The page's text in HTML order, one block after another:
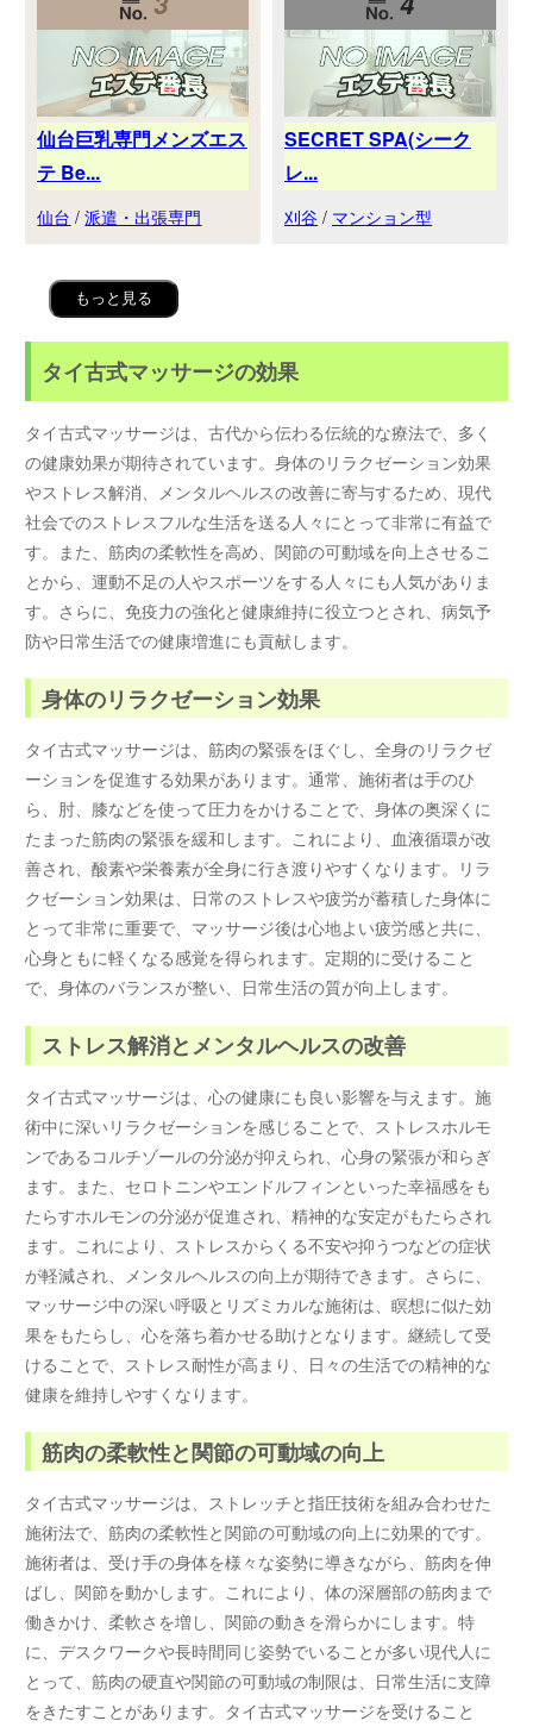
仙台巨乳専門メンズエス
テ Be...
仙台 /派遣・出張専門
SECRET SPA(シーク
レ...
刈谷 / マンション型
もっと見る
タイ古式マッサージの効果
タイ古式マッサージは、古代から伝わる伝統的な療法で、多く
の健康効果が期待されています。身体のリラクゼーション効果
やストレス解消、メンタルヘルスの改善に寄与するため、現代
社会でのストレスフルな生活を送る人々にとって非常に有益で
す。また、筋肉の柔軟性を高め、関節の可動域を向上させるこ
とから、運動不足の人やスポーツをする人々にも人気がありま
す。さらに、免疫力の強化と健康維持に役立つとされ、病気予
防や日常生活での健康増進にも貢献します。
身体のリラクゼーション効果
タイ古式マッサージは、筋肉の緊張をほぐし、全身のリラクゼ
ーションを促進する効果があります。通常、施術者は手のひ
ら、肘、膝などを使って圧力をかけることで、身体の奥深くに
たまった筋肉の緊張を緩和します。これにより、血液循環が改
善され、酸素や栄養素が全身に行き渡りやすくなります。リラ
クゼーション効果は、日常のストレスや疲労が蓄積した身体に
とって非常に重要で、マッサージ後は心地よい疲労感と共に、
心身ともに軽くなる感覚を得られます。定期的に受けること
で、身体のバランスが整い、日常生活の質が向上します。
ストレス解消とメンタルヘルスの改善
タイ古式マッサージは、心の健康にも良い影響を与えます。施
術中に深いリラクゼーションを感じることで、ストレスホルモ
ンであるコルチゾールの分泌が抑えられ、心身の緊張が和らぎ
ます。また、セロトニンやエンドルフィンといった幸福感をも
たらすホルモンの分泌が促進され、精神的な安定がもたらされ
ます。これにより、ストレスからくる不安や抑うつなどの症状
が軽減され、メンタルヘルスの向上が期待できます。さらに、
マッサージ中の深い呼吸とリズミカルな施術は、瞑想に似た効
果をもたらし、心を落ち着かせる助けとなります。継続して受
けることで、ストレス耐性が高まり、日々の生活での精神的な
健康を維持しやすくなります。
筋肉の柔軟性と関節の可動域の向上
タイ古式マッサージは、ストレッチと指圧技術を組み合わせた
施術法で、筋肉の柔軟性と関節の可動域の向上に効果的です。
施術者は、受け手の身体を様々な姿勢に導きながら、筋肉を伸
ばし、関節を動かします。これにより、体の深層部の筋肉まで
働きかけ、柔軟さを増し、関節の動きを滑らかにします。特
に、デスクワークや長時間同じ姿勢でいることが多い現代人に
とって、筋肉の硬直や関節の可動域の制限は、日常生活に支障
をきたすことがあります。タイ古式マッサージを受けること